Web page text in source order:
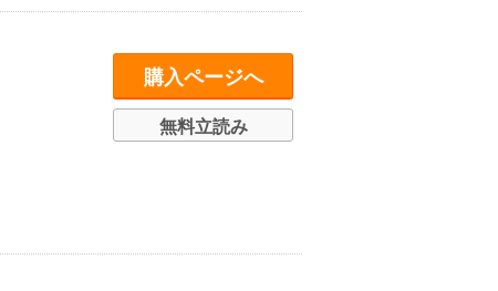
購入ページへ
無料立読み